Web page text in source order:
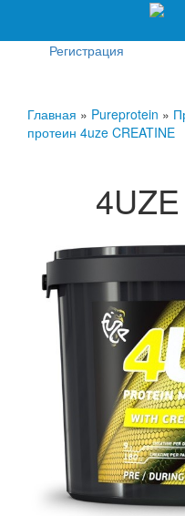
Регистрация
Главная » Pureprotein »
протеин 4uze CREATINE